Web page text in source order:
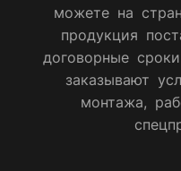
можете на
продукция
договорные
заказывают
монтажа,